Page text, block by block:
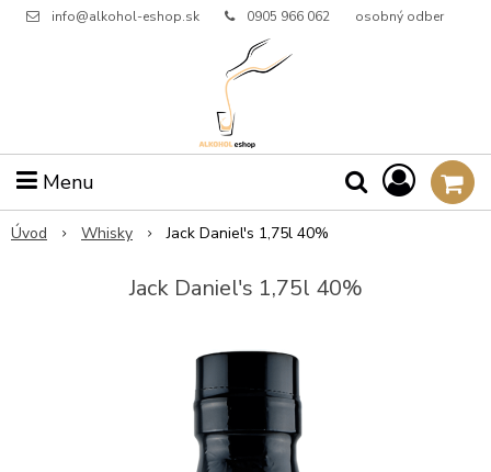
info@alkohol-eshop.sk 0905 966 062 osobný odber
Menu
Úvod Whisky Jack Daniel's 1,75l 40%
Jack Daniel's 1,75l 40%